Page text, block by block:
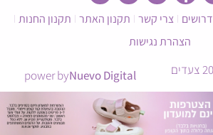
דרושים צרי קשר תקנון האתר תקנון החנות
הצהרת נגישות
כל הזכויות שמורות © 2022 צעדים power byNuevo Digital